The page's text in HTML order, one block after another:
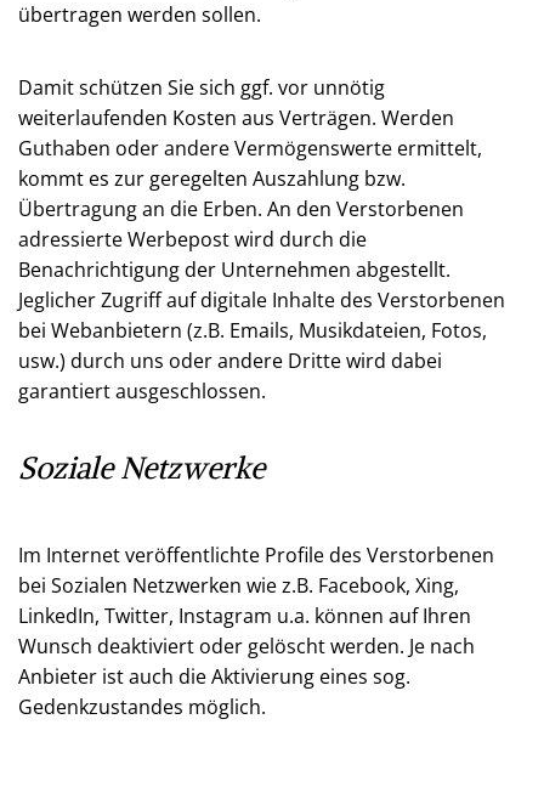
übertragen werden sollen.
Damit schützen Sie sich ggf. vor unnötig
weiterlaufenden Kosten aus Verträgen. Werden
Guthaben oder andere Vermögenswerte ermittelt,
kommt es zur geregelten Auszahlung bzw.
Übertragung an die Erben. An den Verstorbenen
adressierte Werbepost wird durch die
Benachrichtigung der Unternehmen abgestellt.
Jeglicher Zugriff auf digitale Inhalte des Verstorbenen
bei Webanbietern (z.B. Emails, Musikdateien, Fotos,
usw.) durch uns oder andere Dritte wird dabei
garantiert ausgeschlossen.
Soziale Netzwerke
Im Internet veröffentlichte Profile des Verstorbenen
bei Sozialen Netzwerken wie z.B. Facebook, Xing,
LinkedIn, Twitter, Instagram u.a. können auf Ihren
Wunsch deaktiviert oder gelöscht werden. Je nach
Anbieter ist auch die Aktivierung eines sog.
Gedenkzustandes möglich.